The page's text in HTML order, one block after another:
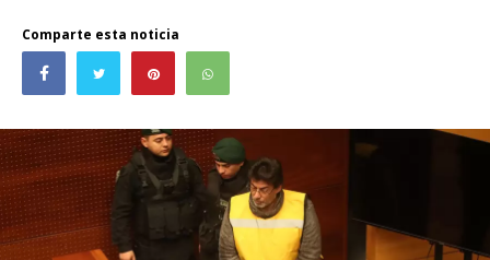
Comparte esta noticia